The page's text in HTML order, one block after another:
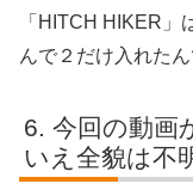
「HITCH HIKER」
んで２だけ入れたん
今回の動画
いえ全貌は不